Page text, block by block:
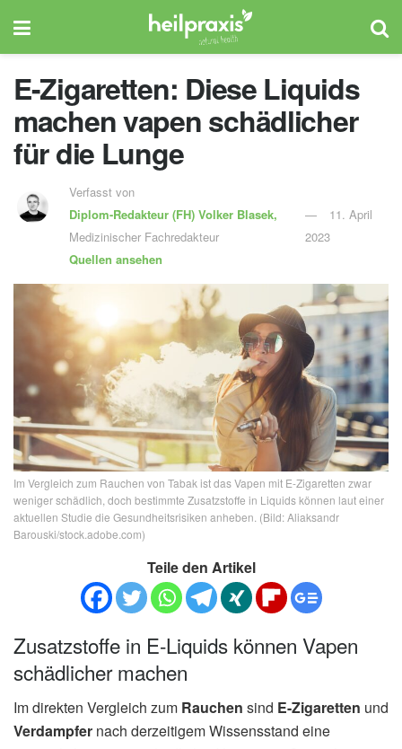
E-Zigaretten: Diese Liquids
machen vapen schädlicher
für die Lunge
Verfasst von
Diplom-Redakteur (FH) Volker Blasek,
Medizinischer Fachredakteur
Quellen ansehen
11. April
2023
Im Vergleich zum Rauchen von Tabak ist das Vapen mit E-Zigaretten zwar
weniger schädlich, doch bestimmte Zusatzstoffe in Liquids können laut einer
aktuellen Studie die Gesundheitsrisiken anheben. (Bild: Aliaksandr
Barouski/stock.adobe.com)
Teile den Artikel
Zusatzstoffe in E-Liquids können Vapen
schädlicher machen
Im direkten Vergleich zum Rauchen sind E-Zigaretten und
Verdampfer nach derzeitigem Wissensstand eine